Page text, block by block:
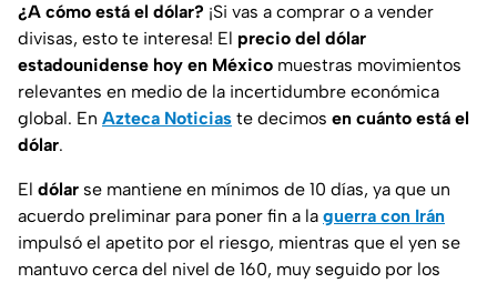
¿A cómo está el dólar? ¡Si vas a comprar o a vender
divisas, esto te interesa! El precio del dólar
estadounidense hoy en México muestras movimientos
relevantes en medio de la incertidumbre económica
global. En Azteca Noticias te decimos en cuánto está el
dólar.
El dólar se mantiene en mínimos de 10 días, ya que un
acuerdo preliminar para poner fin a la guerra con Irán
impulsó el apetito por el riesgo, mientras que el yen se
mantuvo cerca del nivel de 160, muy seguido por los